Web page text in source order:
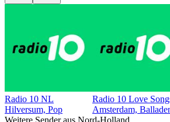
Radio 10 NL
Hilversum, Pop
Radio 10 Love
Amsterdam,
Weitere Sender aus Nord-Holland